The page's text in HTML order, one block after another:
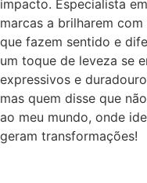
impacto. Especialista
marcas a brilharem
que fazem sentido e
um toque de leveza se
expressivos e
mas quem disse que
ao meu mundo, onde
geram transformações!